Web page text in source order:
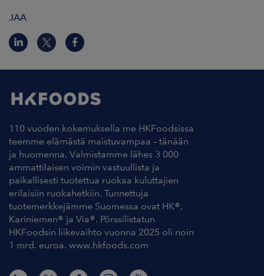
JAA
110 vuoden kokemuksella me HKFoodsissa
teemme elämästä maistuvampaa – tänään
ja huomenna. Valmistamme lähes 3 000
ammattilaisen voimin vastuullista ja
paikallisesti tuotettua ruokaa kuluttajien
erilaisiin ruokahetkiin. Tunnettuja
tuotemerkkejämme Suomessa ovat HK®,
Kariniemen® ja Via®. Pörssilistatun
HKFoodsin liikevaihto vuonna 2025 oli noin
1 mrd. euroa. www.hkfoods.com